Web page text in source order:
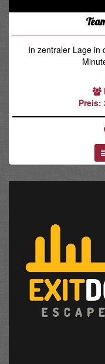
In zentraler Lage in
Preis: